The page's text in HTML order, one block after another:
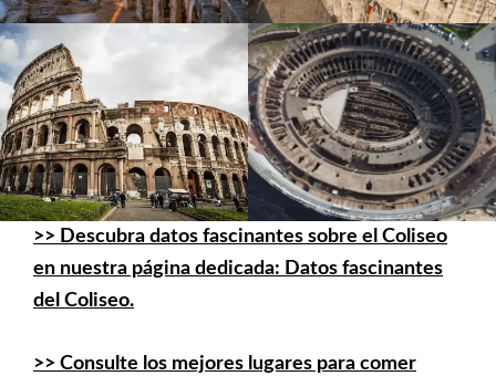
>> Descubra datos fascinantes sobre el Coliseo
en nuestra página dedicada: Datos fascinantes
del Coliseo.
>> Consulte los mejores lugares para comer